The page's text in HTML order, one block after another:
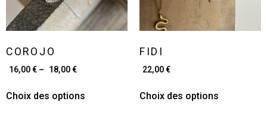
COROJO
16,00€ – 18,00€
Choix des options
FIDI
22,00€
Choix des options